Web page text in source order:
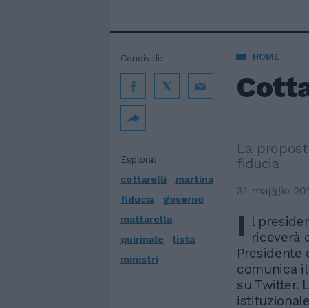
HOME
Esplora:
cottarelli
martina
fiducia
governo
mattarella
quirinale
lista
ministri
Condividi:
La
fiducia
31 maggio
I l
riceverà
Presidente
comunica
su Twitter.